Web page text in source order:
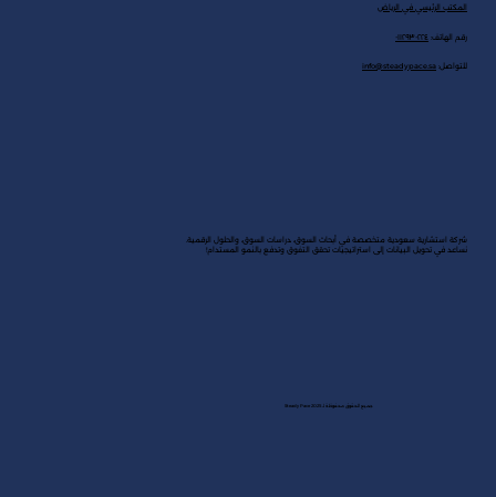
شركة استشارية سعودية متخصصة في أبحاث السوق، دراسات السوق، والحلول الرقمية.
نساعد في تحويل البيانات إلى استراتيجيات تحقق التفوق وتدفع بالنمو المستدام!
المكتب الرئيسي في الرياض
رقم الهاتف: ٠١١٢٩٣٠٢٢٤
للتواصل: info@steadypace.sa
جميع الحقوق محفوظة لـ Steady Pace 2025